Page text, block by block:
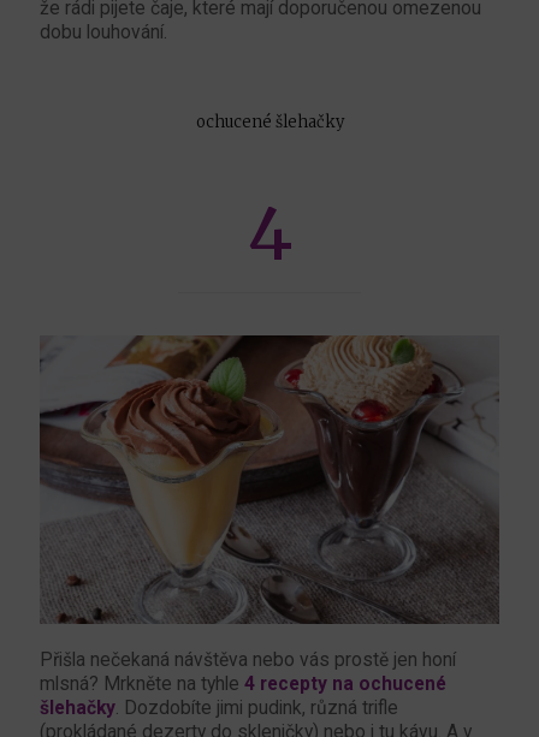
že rádi pijete čaje, které mají doporučenou omezenou
dobu louhování.
ochucené šlehačky
4
Přišla nečekaná návštěva nebo vás prostě jen honí
mlsná? Mrkněte na tyhle 4 recepty na ochucené
šlehačky. Dozdobíte jimi pudink, různá trifle
(prokládané dezerty do skleničky) nebo i tu kávu. A v